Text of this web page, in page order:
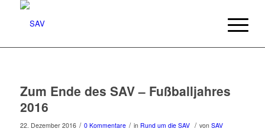
Zum Ende des SAV – Fußballjahres
2016
22. Dezember 2016 / 0 Kommentare / in Rund um die SAV / von SAV